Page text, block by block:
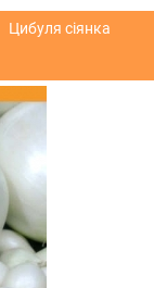
Цибуля сіянка